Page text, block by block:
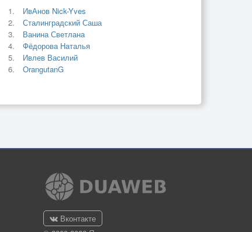
ИвАнов Nick-Yves
Сталинградский Саша
Ванина Светлана
Фёдорова Наталья
Ивлев Василий
OrangutanG
Вконтакте